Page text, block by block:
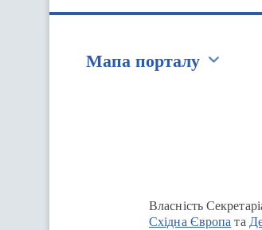
Мапа порталу
Власність
Східна Європа та